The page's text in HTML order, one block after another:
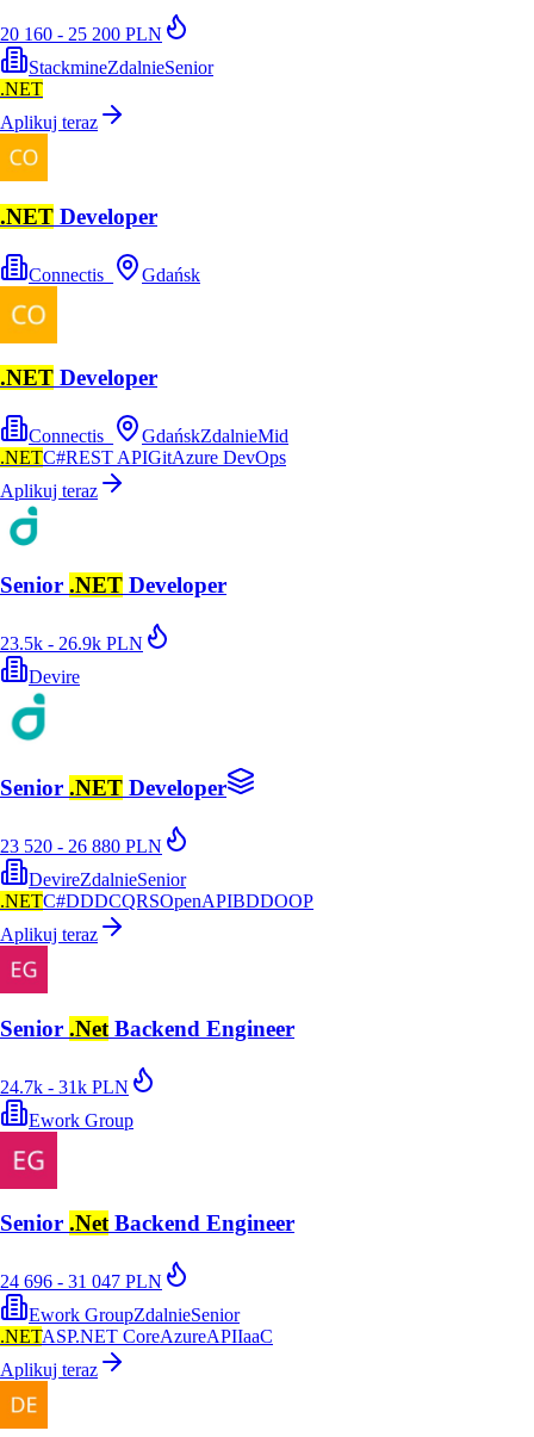
20 160 - 25 200 PLN
StackmineZdalnieSenior
.NET
Aplikuj teraz
.NET Developer
Connectis_ Gdańsk
.NET Developer
Connectis_ GdańskZdalnieMid
.NETC#REST APIGitAzure DevOps
Aplikuj teraz
Senior .NET Developer
23.5k - 26.9k PLN
Devire
Senior .NET Developer
23 520 - 26 880 PLN
DevireZdalnieSenior
.NETC#DDDCQRSOpenAPIBDDOOP
Aplikuj teraz
Senior .Net Backend Engineer
24.7k - 31k PLN
Ework Group
Senior .NetBackend Engineer
24 696 - 31 047 PLN
Ework GroupZdalnieSenior
.NETASP.NET CoreAzureAPIIaaC
Aplikuj teraz